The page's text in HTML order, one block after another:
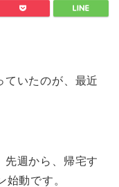
ていたのが、最近
先週から、帰宅す
動です。